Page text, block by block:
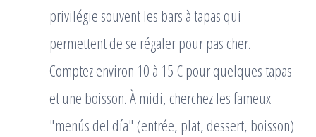
privilégie souvent les bars à tapas qui
permettent de se régaler pour pas cher.
Comptez environ 10 à 15 € pour quelques tapas
et une boisson. À midi, cherchez les fameux
"menús del día" (entrée, plat, dessert, boisson)